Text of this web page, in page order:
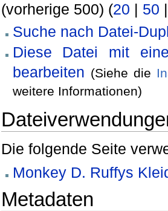
(vorherige 500) (20 | 50
Suche nach Datei-
Diese Datei mit
bearbeiten (Siehe die
weitere Informationen)
Die folgende Seite
Monkey D. Ruffys
Metadaten